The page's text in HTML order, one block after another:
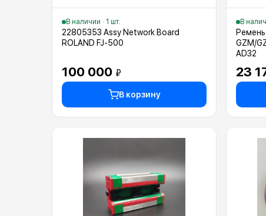
В наличии · 1 шт.
22805353 Assy Network Board
ROLAND FJ-500
100 000 ₽
В корзину
В
GZM/
AD32
23